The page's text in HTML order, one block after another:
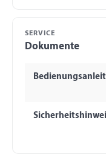
SERVICE
Dokumente